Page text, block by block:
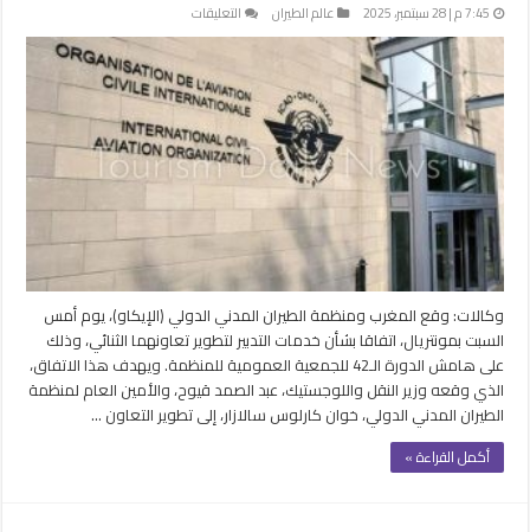
7:45 م | 28 سبتمبر، 2025 عالم الطيران التعليقات
اتفاق
استراتيجي
بين
المغرب
والإيكاو
لتعزيز
التعاون
مغلقة
وكالات: وقع المغرب ومنظمة الطيران المدني الدولي (الإيكاو)، يوم أمس
السبت بمونتريال، اتفاقا بشأن خدمات التدبير لتطوير تعاونهما الثنائي، وذلك
على هامش الدورة الـ42 للجمعية العمومية للمنظمة. ويهدف هذا الاتفاق،
الذي وقعه وزير النقل واللوجستيك، عبد الصمد قيوح، والأمين العام لمنظمة
الطيران المدني الدولي، خوان كارلوس سالازار، إلى تطوير التعاون …
أكمل القراءة »